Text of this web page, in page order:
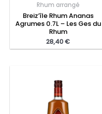
Rhum arrangé
Breiz’île Rhum Ananas
Agrumes 0.7L – Les Ges du
Rhum
28,40€